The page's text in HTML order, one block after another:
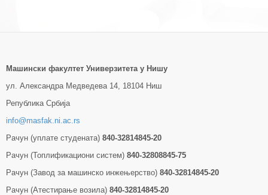
Машински факултет Универзитетa у Нишу
ул. Александра Медведева 14, 18104 Ниш
Република Србија
info@masfak.ni.ac.rs
Рачун (уплате студената) 840-32814845-20
Рачун (Топлификациони систем) 840-32808845-75
Рачун (Завод за машинско инжењерство) 840-32814845-20
Рачун (Атестирање возила) 840-32814845-20